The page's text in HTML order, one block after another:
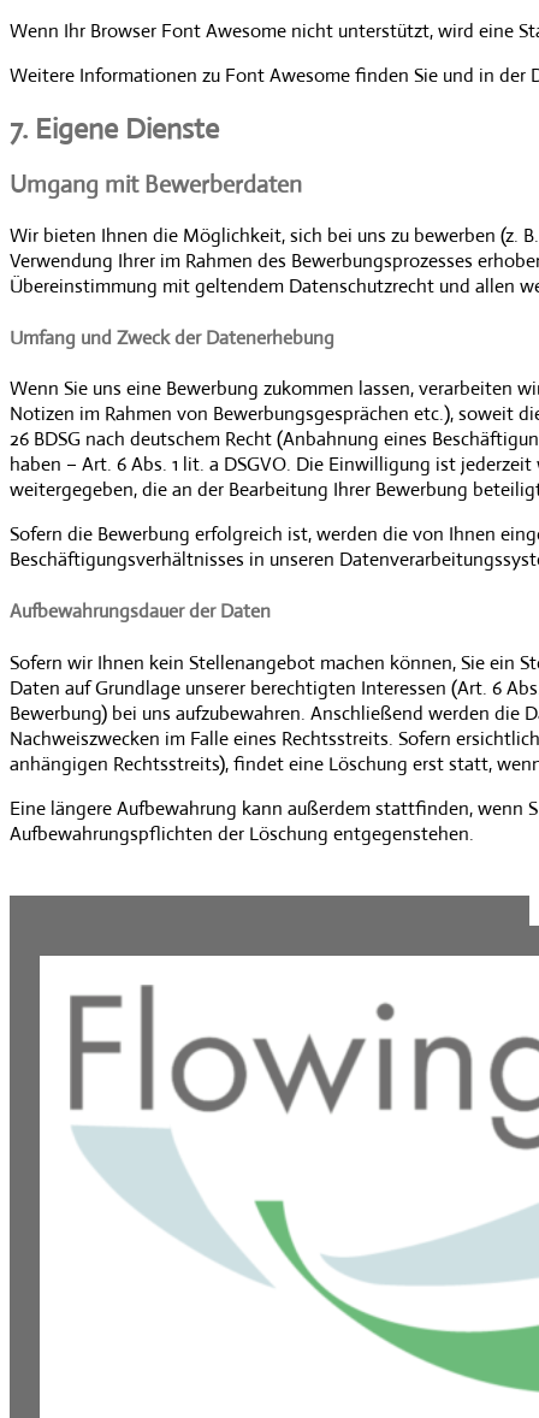
Wenn Ihr Browser Font Awesome nicht unterstützt, wird eine
Weitere Informationen zu Font Awesome finden Sie und in
7. Eigene Dienste
Umgang mit Bewerberdaten
Wir bieten Ihnen die Möglichkeit, sich bei uns zu bewerben (z.
Verwendung Ihrer im Rahmen des Bewerbungsprozesses
Übereinstimmung mit geltendem Datenschutzrecht und allen
Umfang und Zweck der Datenerhebung
Wenn Sie uns eine Bewerbung zukommen lassen, verarbeiten
Notizen im Rahmen von Bewerbungsgesprächen etc.), soweit
26 BDSG nach deutschem Recht (Anbahnung eines
haben – Art. 6 Abs. 1 lit. a DSGVO. Die Einwilligung ist
weitergegeben, die an der Bearbeitung Ihrer Bewerbung
Sofern die Bewerbung erfolgreich ist, werden die von Ihnen
Beschäftigungsverhältnisses in unseren
Aufbewahrungsdauer der Daten
Sofern wir Ihnen kein Stellenangebot machen können, Sie ein
Daten auf Grundlage unserer berechtigten Interessen (Art. 6
Bewerbung) bei uns aufzubewahren. Anschließend werden
Nachweiszwecken im Falle eines Rechtsstreits. Sofern
anhängigen Rechtsstreits), findet eine Löschung erst statt,
Eine längere Aufbewahrung kann außerdem stattfinden, wenn
Aufbewahrungspflichten der Löschung entgegenstehen.